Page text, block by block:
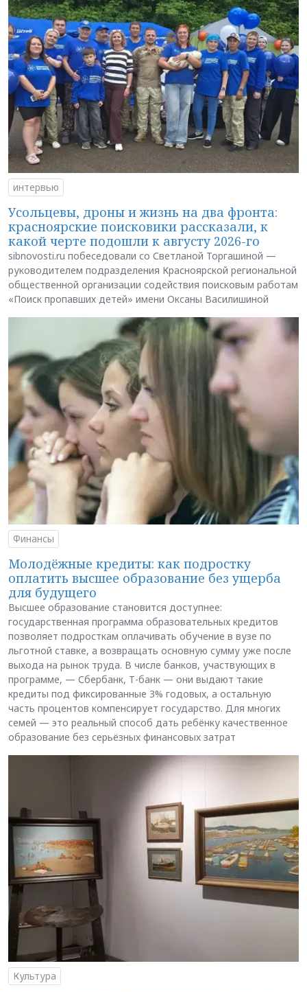
интервью
Усольцевы, дроны и жизнь на два фронта:
красноярские поисковики рассказали, к
какой черте подошли к августу 2026-го
sibnovosti.ru побеседовали со Светланой Торгашиной —
руководителем подразделения Красноярской региональной
общественной организации содействия поисковым работам
«Поиск пропавших детей» имени Оксаны Василишиной
Финансы
Молодёжные кредиты: как подростку
оплатить высшее образование без ущерба
для будущего
Высшее образование становится доступнее:
государственная программа образовательных кредитов
позволяет подросткам оплачивать обучение в вузе по
льготной ставке, а возвращать основную сумму уже после
выхода на рынок труда. В числе банков, участвующих в
программе, — Сбербанк, Т-банк — они выдают такие
кредиты под фиксированные 3% годовых, а остальную
часть процентов компенсирует государство. Для многих
семей — это реальный способ дать ребёнку качественное
образование без серьёзных финансовых затрат
Культура